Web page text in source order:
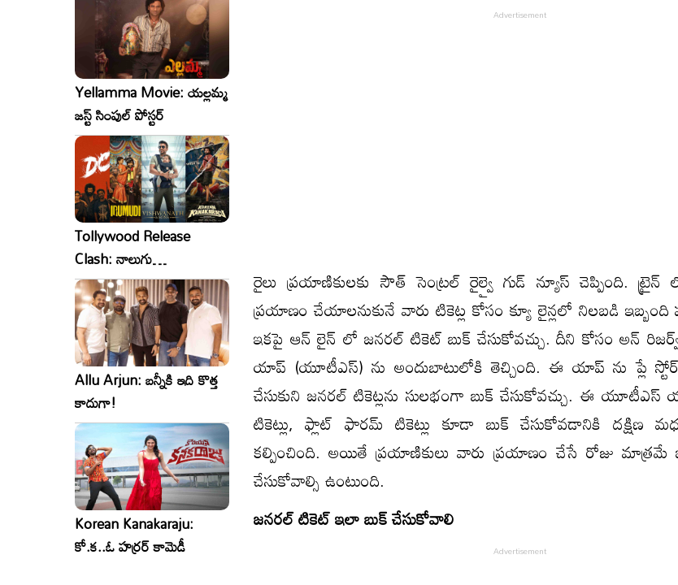
Yellamma Movie: యల్లమ్మ
జస్ట్ సింపుల్ పోస్టర్
Tollywood Release
Clash: నాలుగు
సినిమాలు..ఒకేసారి..ఎందుకో?
Allu Arjun: బన్నీకి ఇది కొత్త
కాదుగా!
Korean Kanakaraju:
కో.క..ఓ హర్రర్ కామెడీ
రైలు ప్రయాణికులకు సౌత్ సెంట్రల్ రైల్వై గుడ్ న్యూస్ చెప్పింది.
ప్రయాణం చేయాలనుకునే వారు టికెట్ల కోసం క్యూ లైన్లలో నిలబడి ఇబ్బంది
ఇకపై ఆన్ లైన్ లో జనరల్ టికెట్ బుక్ చేసుకోవచ్చు. దీని కోసం అన్
యాప్ (యూటీఎస్) ను అందుబాటులోకి తెచ్చింది. ఈ యాప్ ను ప్లే
చేసుకుని జనరల్ టికెట్లను సులభంగా బుక్ చేసుకోవచ్చు. ఈ
టికెట్లు, ఫ్లాట్ ఫారమ్ టికెట్లు కూడా బుక్ చేసుకోవడానికి దక్షిణ
కల్పించింది. అయితే ప్రయాణికులు వారు ప్రయాణం చేసే రోజు మాత్రమే
చేసుకోవాల్సి ఉంటుంది.
జనరల్ టికెట్ ఇలా బుక్ చేసుకోవాలి